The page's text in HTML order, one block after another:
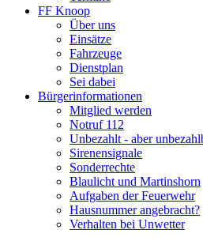
FF Knoop
Über uns
Einsätze
Fahrzeuge
Dienstplan
Sei dabei
Bürgerinformationen
Mitglied werden
Notruf 112
Unbezahlt - aber
Sirenensignale
Sonderrechte
Blaulicht und Martinshorn
Aufgaben der Feuerwehr
Hausnummer angebracht?
Verhalten bei Unwetter